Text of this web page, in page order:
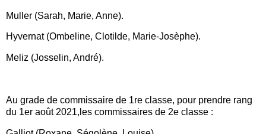
Muller (Sarah, Marie, Anne).
Hyvernat (Ombeline, Clotilde, Marie-Josèphe).
Meliz (Josselin, André).
Au grade de commissaire de 1re classe, pour prendre rang
du 1er août 2021,les commissaires de 2e classe :